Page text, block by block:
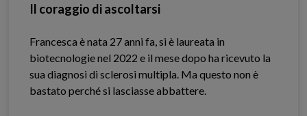
Il coraggio di ascoltarsi
Francesca è nata 27 anni fa, si è laureata in
biotecnologie nel 2022 e il mese dopo ha ricevuto la
sua diagnosi di sclerosi multipla. Ma questo non è
bastato perché si lasciasse abbattere.